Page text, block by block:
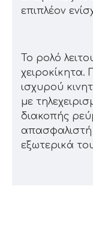
επιπλέον
Το ρολό
χειροκίκητα.
ισχυρού
με
διακοπής
απασφαλιστή
εξωτερικά